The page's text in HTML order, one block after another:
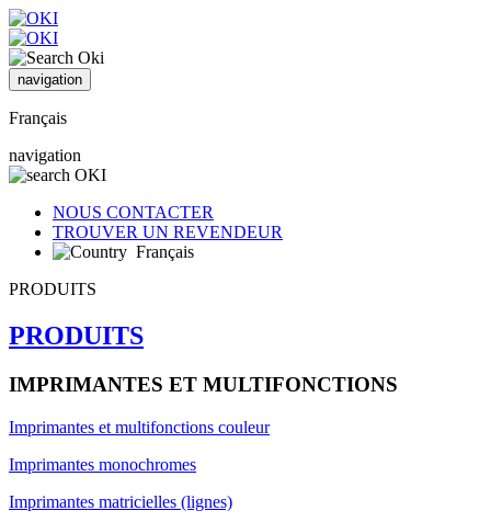
navigation
Français
navigation
NOUS CONTACTER
TROUVER UN REVENDEUR
Français
PRODUITS
PRODUITS
IMPRIMANTES ET MULTIFONCTIONS
Imprimantes et multifonctions couleur
Imprimantes monochromes
Imprimantes matricielles (lignes)